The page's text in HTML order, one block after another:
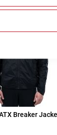
Breaker Jacke